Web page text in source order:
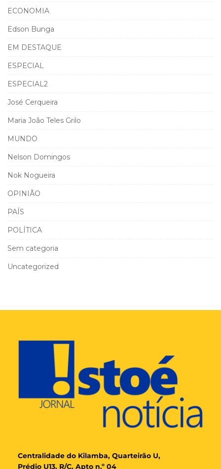
ECONOMIA
Edson Bunga
EM DESTAQUE
ESPECIAL
ESPECIAL2
José Cerqueira
Maria João Teles Grilo
MUNDO
Nelson Domingos
Nok Nogueira
OPINIÃO
PAÍS
POLÍTICA
Sem categoria
Uncategorized
Centralidade do Kilamba, Quarteirão U,
Prédio U13, R/C, Apto n.º 04